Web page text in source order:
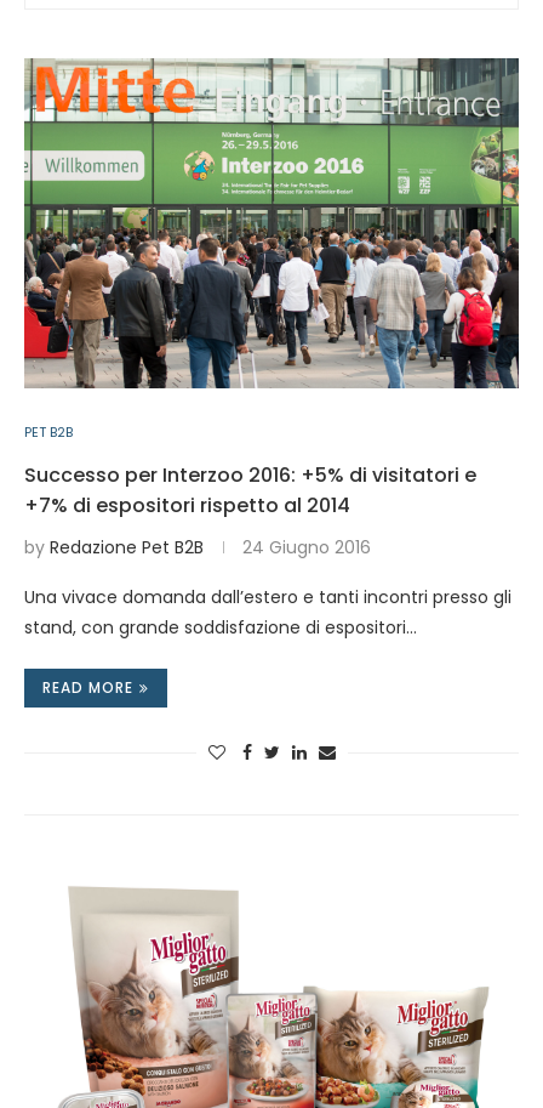
PET B2B
Successo per Interzoo 2016: +5% di visitatori e
+7% di espositori rispetto al 2014
by Redazione Pet B2B 24 Giugno 2016
Una vivace domanda dall’estero e tanti incontri presso gli
stand, con grande soddisfazione di espositori…
READ MORE